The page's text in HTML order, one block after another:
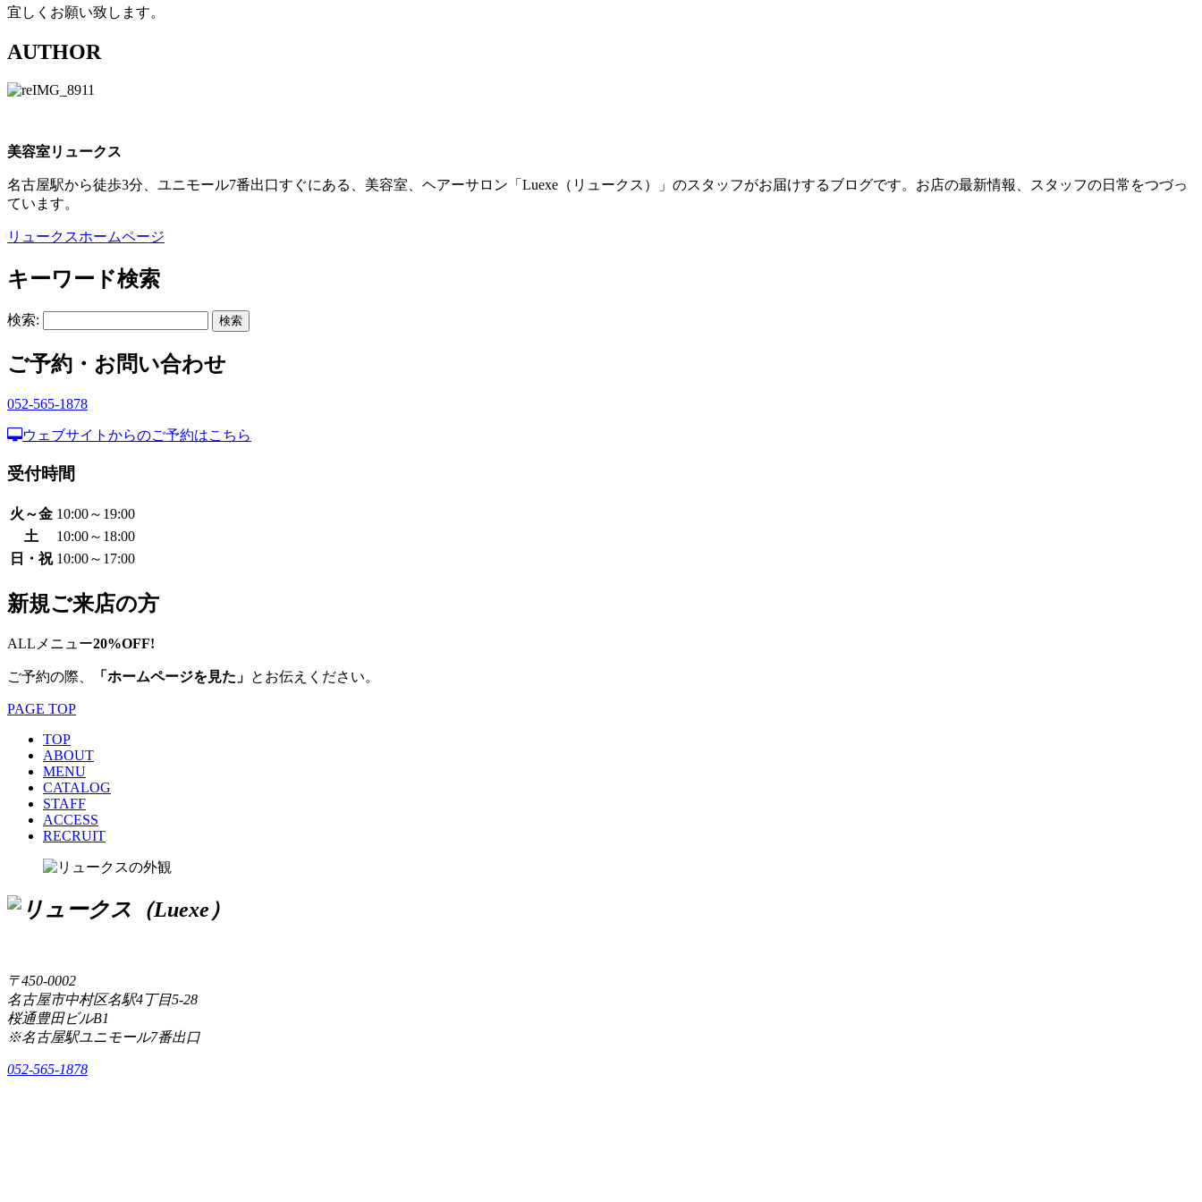
宜しくお願い致します。
AUTHOR
美容室リュークス
名古屋駅から徒歩3分、ユニモール7番出口すぐにある、美容室、ヘアーサロン「Luexe（リュークス）」のスタッフがお届けするブログです。お店の最新情報、スタッフの日常をつづっ
ています。
リュークスホームページ
キーワード検索
検索:
ご予約・お問い合わせ
052-565-1878
ウェブサイトからのご予約はこちら
受付時間
火～金 10:00～19:00
土
10:00～18:00
日・祝 10:00～17:00
新規ご来店の方
ALLメニュー20%OFF!
ご予約の際、 「ホームページを見た」 とお伝えください。
PAGE TOP
TOP
ABOUT
MENU
CATALOG
STAFF
ACCESS
RECRUIT
〒450-0002
名古屋市中村区名駅4丁目5-28
桜通豊田ビルB1
※名古屋駅ユニモール7番出口
052-565-1878